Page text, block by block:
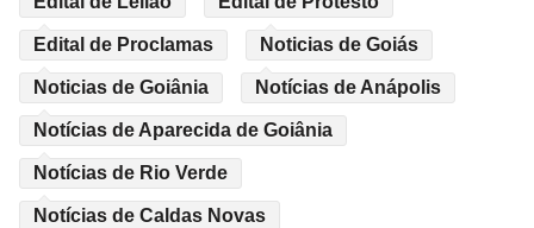
Edital de Proclamas Noticias de Goiás
Noticias de Goiânia Notícias de Anápolis
Notícias de Aparecida de Goiânia
Notícias de Rio Verde
Notícias de Caldas Novas